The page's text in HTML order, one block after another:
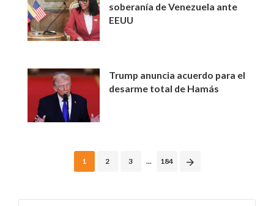
soberanía de Venezuela ante
EEUU
Trump anuncia acuerdo para el
desarme total de Hamás
1 2 3 ... 184